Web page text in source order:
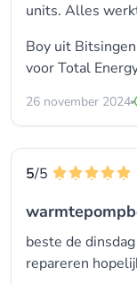
units. Alles
Boy uit
voorTotal
26 november 2024
5/5
beste de
repareren